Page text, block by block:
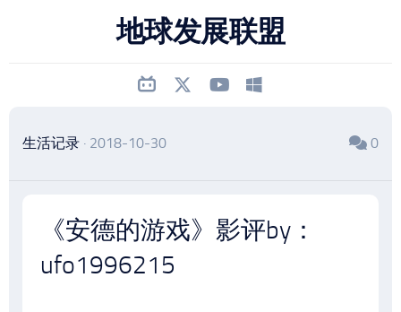
地球发展联盟
生活记录 · 2018-10-30 0
《安德的游戏》影评by：
ufo1996215